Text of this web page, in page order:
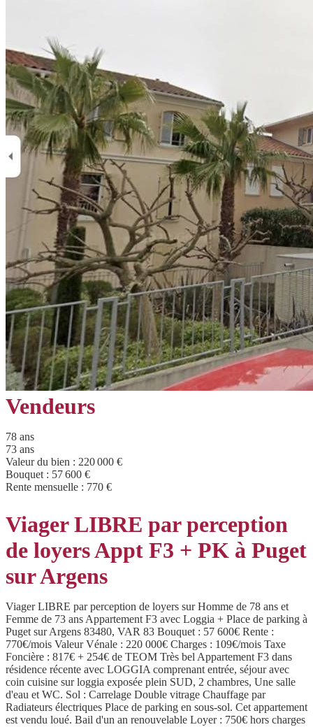
Vendeurs
78 ans
73 ans
Valeur du bien : 220 000 €
Bouquet : 57 600 €
Rente mensuelle : 770 €
Viager LIBRE par perception
de loyers Appt F3 + PK à Puget
sur Argens
Viager LIBRE par perception de loyers sur Homme de 78 ans et
Femme de 73 ans Appartement F3 avec Loggia + Place de parking à
Puget sur Argens 83480, VAR 83 Bouquet : 57 600€ Rente :
770€/mois Valeur Vénale : 220 000€ Charges : 109€/mois Taxe
Foncière : 817€ + 254€ de TEOM Très bel Appartement F3 dans
résidence récente avec LOGGIA comprenant entrée, séjour avec
coin cuisine sur loggia exposée plein SUD, 2 chambres, Une salle
d'eau et WC. Sol : Carrelage Double vitrage Chauffage par
Radiateurs électriques Place de parking en sous-sol. Cet appartement
est vendu loué. Bail d'un an renouvelable Loyer : 750€ hors charges